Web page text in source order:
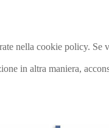
nella cookie policy. Se
in altra maniera,